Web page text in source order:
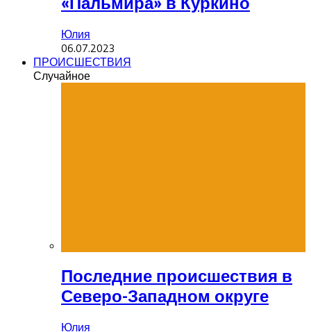
Юлия
06.07.2023
ПРОИСШЕСТВИЯ
Случайное
Последние происшествия в
Северо-Западном округе
Юлия